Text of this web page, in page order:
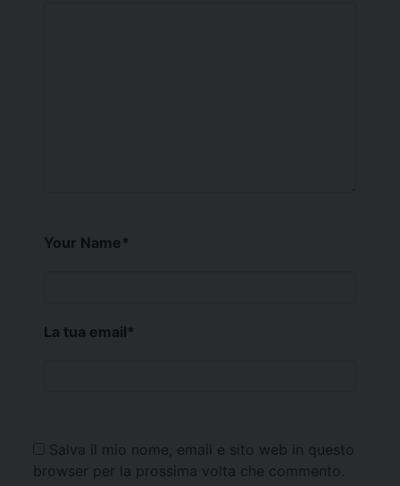
Your Name*
La tua email*
Salva il mio nome, email e sito web in questo
browser per la prossima volta che commento.